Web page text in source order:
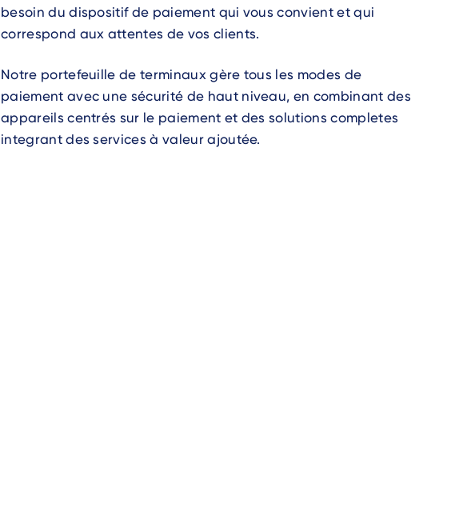
besoin du dispositif de paiement qui vous convient et qui
correspond aux attentes de vos clients.
Notre portefeuille de terminaux gère tous les modes de
paiement avec une sécurité de haut niveau, en combinant des
appareils centrés sur le paiement et des solutions completes
integrant des services à valeur ajoutée.